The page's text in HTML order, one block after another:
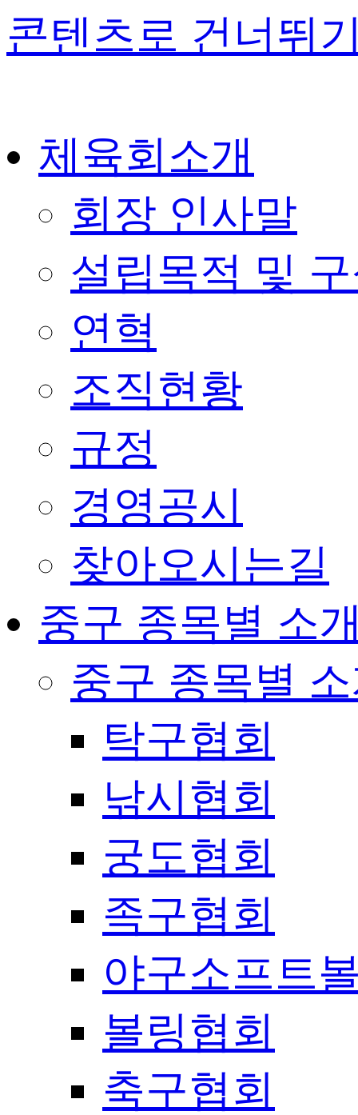
콘텐츠로 건너뛰
체육회소개
회장 인사말
설립목적 및
연혁
조직현황
규정
경영공시
찾아오시는길
중구 종목별 소
중구 종목별
탁구협회
낚시협회
궁도협회
족구협회
야구소프트
볼링협회
축구협회